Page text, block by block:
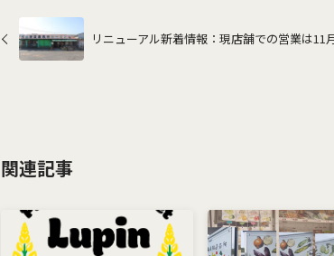
リニューアル新着情報：現店舗での営業は11
関連記事